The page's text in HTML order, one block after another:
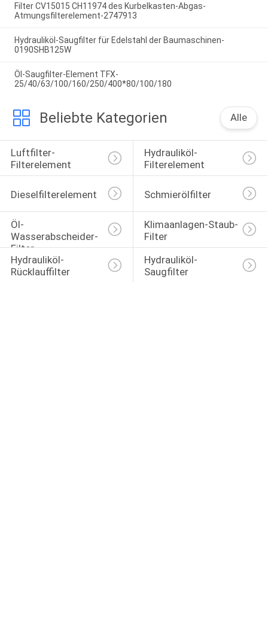
Filter CV15015 CH11974 des Kurbelkasten-Abgas-
Atmungsfilterelement-2747913
Hydrauliköl-Saugfilter für Edelstahl der Baumaschinen-
0190SHB125W
Öl-Saugfilter-Element TFX-
25/40/63/100/160/250/400*80/100/180
Beliebte Kategorien Alle
Luftfilter-
Filterelement
Hydrauliköl-
Filterelement
Dieselfilterelement Schmierölfilter
Öl-
Wasserabscheider-
Filter
Klimaanlagen-Staub-
Filter
Hydrauliköl-
Rücklauffilter
Hydrauliköl-
Saugfilter